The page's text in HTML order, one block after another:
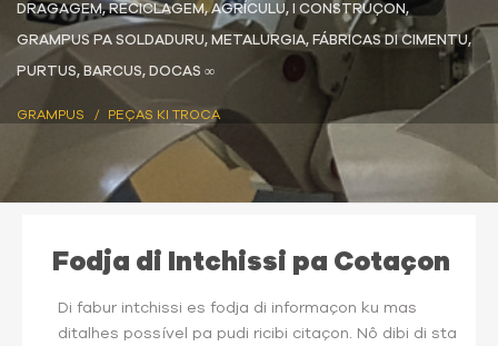
DRAGAGEM, RECICLAGEM, AGRÍCULU, I CONSTRUÇON,
GRAMPUS PA SOLDADURU, METALURGIA, FÁBRICAS DI CIMENTU,
PURTUS, BARCUS, DOCAS ∞
GRAMPUS PEÇAS KI TROCA
Fodja di Intchissi pa Cotaçon
Di fabur intchissi es fodja di informaçon ku mas
ditalhes possível pa pudi ricibi citaçon. Nô dibi di sta